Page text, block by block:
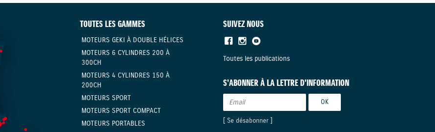
TOUTES LES GAMMES
MOTEURS GEKI À DOUBLE HÉLICES
MOTEURS 6 CYLINDRES 200 À
300CH
MOTEURS 4 CYLINDRES 150 À
200CH
MOTEURS SPORT
MOTEURS SPORT COMPACT
MOTEURS PORTABLES
SUIVEZ NOUS
Toutes les publications
S'ABONNER À LA LETTRE D'INFORMATION
Se désabonner